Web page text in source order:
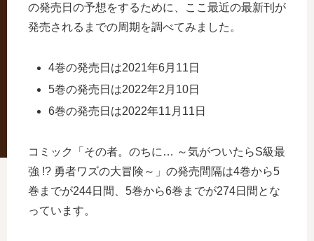
の発売日の予想をするために、ここ最近の最新刊が
発売されるまでの周期を調べてみました。
4巻の発売日は2021年6月11日
5巻の発売日は2022年2月10日
6巻の発売日は2022年11月11日
コミック「その者。のちに… ～気がついたらS級最
強 !? 勇者ワズの大冒険～」の発売間隔は4巻から5
巻までが244日間、5巻から6巻までが274日間とな
っています。